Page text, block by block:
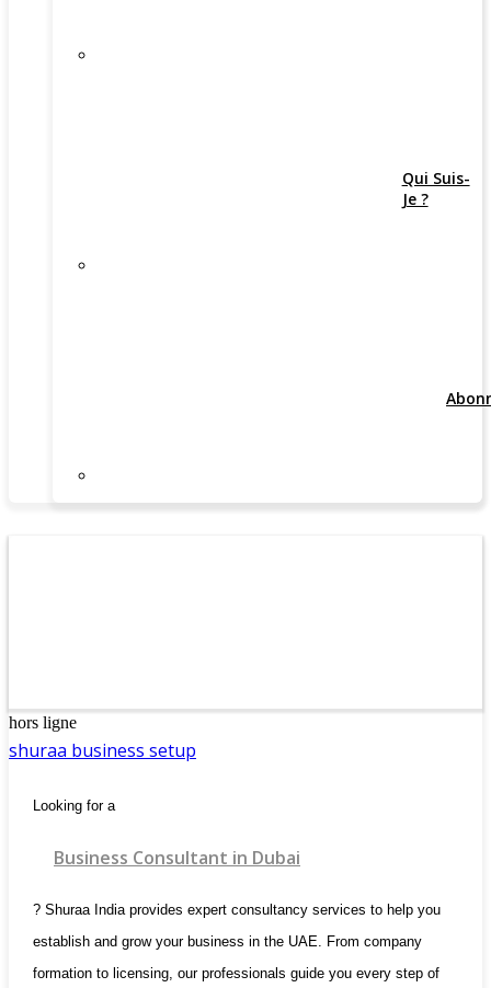
Qui Suis-
Je ?
hors ligne
shuraa business setup
Looking for a
Business Consultant in Dubai
? Shuraa India provides expert consultancy services to help you
establish and grow your business in the UAE. From company
formation to licensing, our professionals guide you every step of